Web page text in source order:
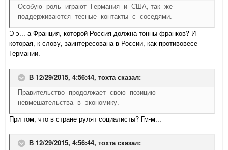
Особую роль играют Германия и США, так же
поддерживаются тесные контакты с соседями.
Э-э... а Франция, которой Россия должна тонны франков? И
которая, к слову, заинтересована в России, как противовесе
Германии.
В 12/29/2015, 4:56:44, тохтасказал:
Правительство продолжает свою позицию
невмешательства в экономику.
При том, что в стране рулят социалисты? Гм-м...
В 12/29/2015, 4:56:44, тохтасказал: